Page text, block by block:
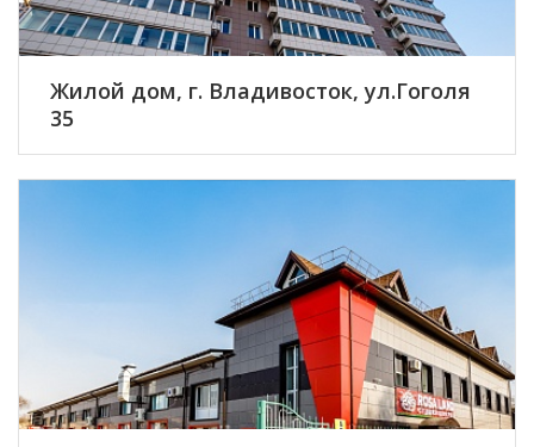
Жилой дом, г. Владивосток, ул.Гоголя
35
ПОДРОБНЕЕ